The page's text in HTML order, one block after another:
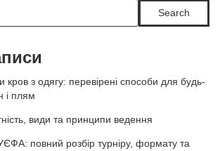
Search
кров з одягу: перевірені способи для будь-
і плям
види та принципи ведення
повний розбір турніру, формату та